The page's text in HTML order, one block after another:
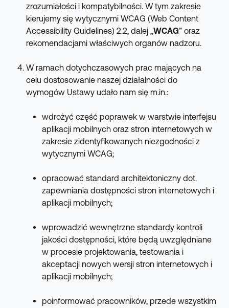
zrozumiałości i kompatybilności. W tym zakresie
kierujemy się wytycznymi WCAG (Web Content
Accessibility Guidelines) 2.2, dalej „WCAG” oraz
rekomendacjami właściwych organów nadzoru.
W ramach dotychczasowych prac mających na
celu dostosowanie naszej działalności do
wymogów Ustawy udało nam się m.in.:
wdrożyć część poprawek w warstwie interfejsu
aplikacji mobilnych oraz stron internetowych w
zakresie zidentyfikowanych niezgodności z
wytycznymi WCAG;
opracować standard architektoniczny dot.
zapewniania dostępności stron internetowych i
aplikacji mobilnych;
wprowadzić wewnętrzne standardy kontroli
jakości dostępności, które będą uwzględniane
w procesie projektowania, testowania i
akceptacji nowych wersji stron internetowych i
aplikacji mobilnych;
poinformować pracowników, przede wszystkim